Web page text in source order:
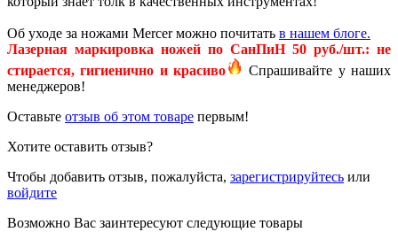
Об уходе за ножами Mercer можно почитать в нашем блоге.
Лазерная маркировка ножей по СанПиН 50 руб./шт.: не
стирается, гигиенично и красиво
Спрашивайте у наших
менеджеров!
Оставьте отзыв об этом товаре первым!
Хотите оставить отзыв?
Чтобы добавить отзыв, пожалуйста, зарегистрируйтесь или
войдите
Возможно Вас заинтересуют следующие товары